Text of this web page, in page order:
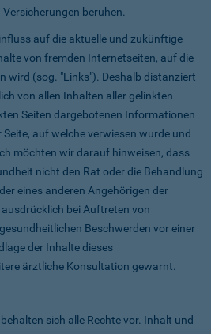
beruhen.
auf die aktuelle und zukünftige
von fremden Internetseiten, auf die
wird (sog. "Links"). Deshalb distanziert
von allen Inhalten aller gelinkten
Seiten dargebotenen Informationen
auf welche verwiesen wurde und
möchten wir darauf hinweisen, dass
nicht den Rat oder die Behandlung
eines anderen Angehörigen der
bei Auftreten von
Beschwerden vor einer
der Inhalte dieses
ärztliche Konsultation gewarnt.
sich alle Rechte vor. Inhalt und